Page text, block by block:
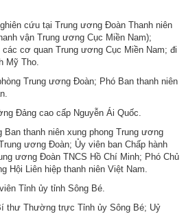
cứu tại Trung ương Đoàn Thanh niên
vận Trung ương Cục Miền Nam);
cơ quan Trung ương Cục Miền Nam; đi
Mỹ Tho.
Trung ương Đoàn; Phó Ban thanh niên
Đảng cao cấp Nguyễn Ái Quốc.
thanh niên xung phong Trung ương
ương Đoàn; Ủy viên ban Chấp hành
ương Đoàn TNCS Hồ Chí Minh; Phó Chủ
Hội Liên hiệp thanh niên Việt Nam.
Tỉnh ủy tỉnh Sông Bé.
thư Thường trực Tỉnh ủy Sông Bé; Uỷ